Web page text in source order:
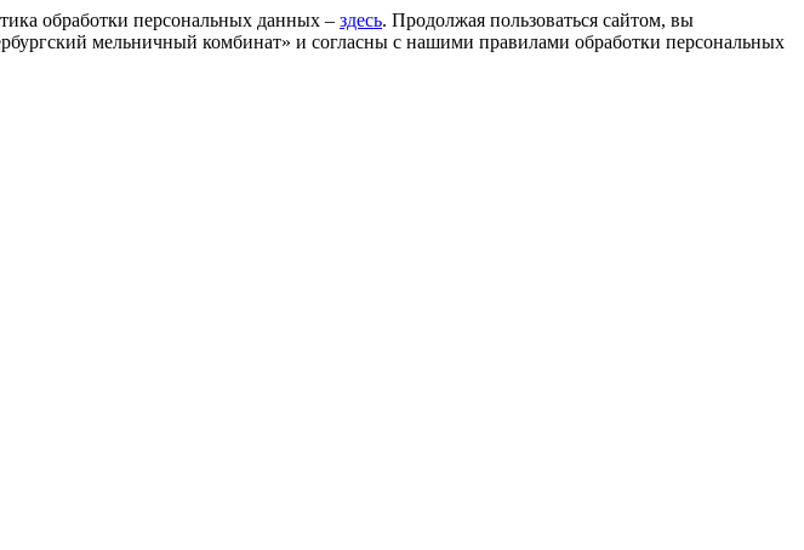
обработки персональных данных – здесь. Продолжая пользоваться сайтом, вы
мельничный комбинат» и согласны с нашими правилами обработки персональных